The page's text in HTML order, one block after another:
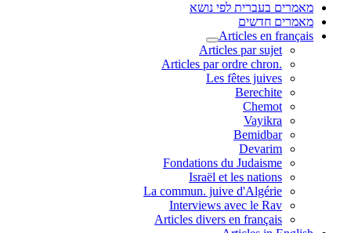
מאמרים בעברית לפי נושא
מאמרים חדשים
Articles en français
Articles par sujet
.Articles par ordre chron
Les fêtes juives
Berechite
Chemot
Vayikra
Bemidbar
Devarim
Fondations du Judaisme
Israël et les nations
La commun. juive d'Algérie
Interviews avec le Rav
Articles divers en français